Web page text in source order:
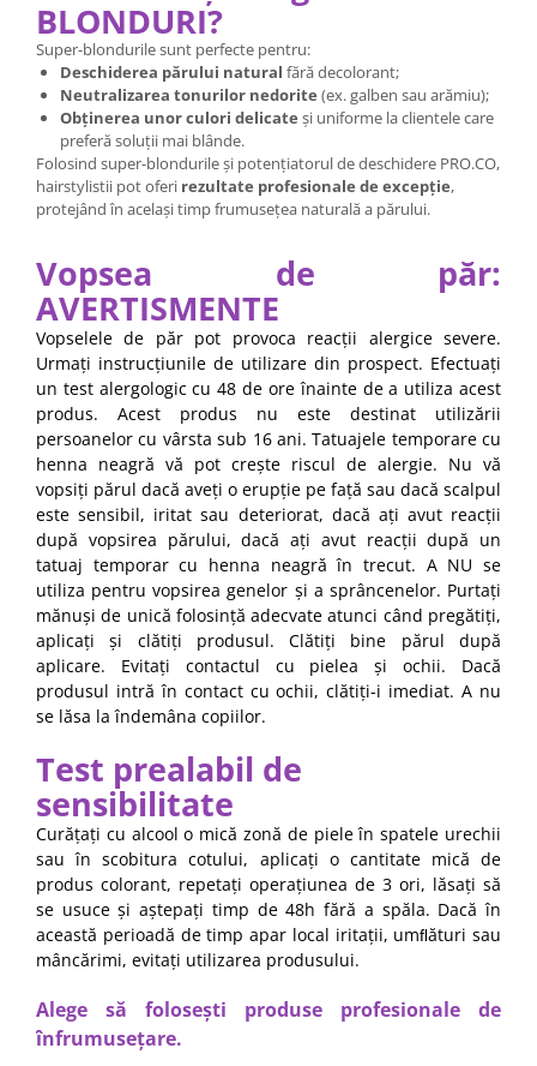
BLONDURI?
Super-blondurile sunt perfecte pentru:
Deschiderea părului natural fără decolorant;
Neutralizarea tonurilor nedorite (ex. galben sau arămiu);
Obținerea unor culori delicate și uniforme la clientele care
preferă soluții mai blânde.
Folosind super-blondurile și potențiatorul de deschidere PRO.CO,
hairstylistii pot oferi rezultate profesionale de excepție,
protejând în același timp frumusețea naturală a părului.
Vopsea de păr:
AVERTISMENTE
Vopselele de păr pot provoca reacții alergice severe.
Urmați instrucțiunile de utilizare din prospect. Efectuați
un test alergologic cu 48 de ore înainte de a utiliza acest
produs. Acest produs nu este destinat utilizării
persoanelor cu vârsta sub 16 ani. Tatuajele temporare cu
henna neagră vă pot crește riscul de alergie. Nu vă
vopsiți părul dacă aveți o erupție pe față sau dacă scalpul
este sensibil, iritat sau deteriorat, dacă ați avut reacții
după vopsirea părului, dacă ați avut reacții după un
tatuaj temporar cu henna neagră în trecut. A NU se
utiliza pentru vopsirea genelor și a sprâncenelor. Purtați
mănuși de unică folosință adecvate atunci când pregătiți,
aplicați și clătiți produsul. Clătiți bine părul după
aplicare. Evitați contactul cu pielea și ochii. Dacă
produsul intră în contact cu ochii, clătiți-i imediat. A nu
se lăsa la îndemâna copiilor.
Test prealabil de
sensibilitate
Curățați cu alcool o mică zonă de piele în spatele urechii
sau în scobitura cotului, aplicați o cantitate mică de
produs colorant, repetați operațiunea de 3 ori, lăsați să
se usuce și aștepați timp de 48h fără a spăla. Dacă în
această perioadă de timp apar local iritații, umﬂături sau
mâncărimi, evitați utilizarea produsului.
Alege să folosești produse profesionale de
înfrumusețare.